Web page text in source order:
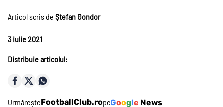
Ousmane Dembélé
Reconstrucție Manchester United
Meciuri Champions League
Clasament Premier League
Golgheteri La Liga
Articol scris de Ștefan Gondor
3 iulie 2021
Distribuie articolul:
UrmăreșteFootballClub.ropeGoogle News